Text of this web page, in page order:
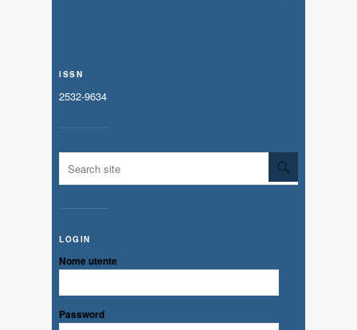
ISSN
2532-9634
LOGIN
Nome utente
Password